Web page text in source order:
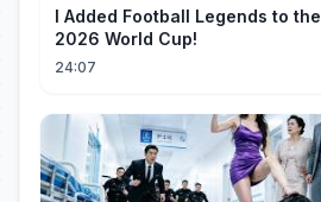
I Added Football Legends to the
2026 World Cup!
24:07